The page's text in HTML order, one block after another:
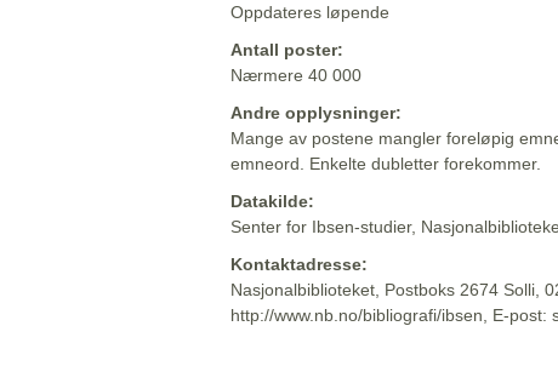
Oppdateres løpende
Antall poster:
Nærmere 40 000
Andre opplysninger:
Mange av postene mangler foreløpig
emneord. Enkelte dubletter forekommer.
Datakilde:
Senter for Ibsen-studier,
Kontaktadresse:
Nasjonalbiblioteket, Postboks 2674 Solli,
http://www.nb.no/bibliografi/ibsen, E-post: